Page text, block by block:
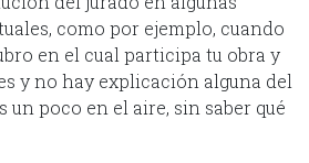
como por ejemplo, cuando
en el cual participa tu obra y
y no hay explicación alguna del
un poco en el aire, sin saber qué